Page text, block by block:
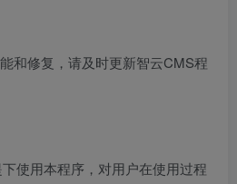
和修复，请及时更新智云CMS程
使用本程序，对用户在使用过程